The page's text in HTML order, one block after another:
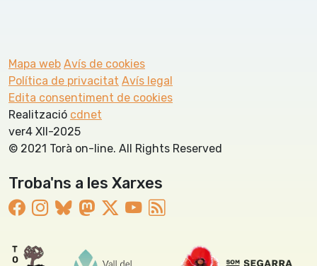
Mapa web Avís de cookies
Política de privacitat Avís legal
Edita consentiment de cookies
Realització cdnet
ver4 XII-2025
© 2021 Torà on-line. All Rights Reserved
Troba'ns a les Xarxes